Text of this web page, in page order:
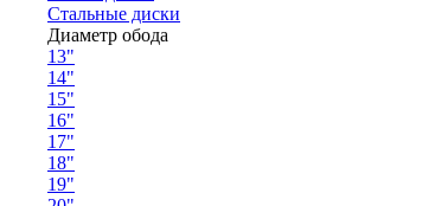
Стальные диски
Диаметр обода
13"
14"
15"
16"
17"
18"
19"